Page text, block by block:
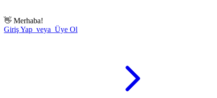
👋 Merhaba!
Giriş Yap veya Üye Ol